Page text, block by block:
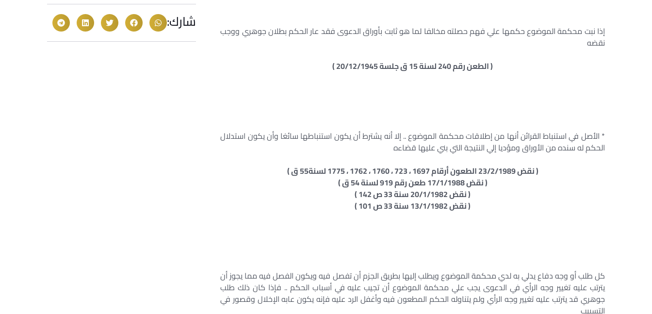
إذا نبت محكمة الموضوع حكمها علي فهم حصلته مخالفا لما هو ثابت بأوراق الدعوى فقد عار الحكم بطلان جوهري ووجب
نقضه
( الطعن رقم 240 لسنة 15 ق جلسة 20/12/1945 )
* الأصل في استنباط القرائن أنها من إطلاقات محكمة الموضوع .. إلا أنه يشترط أن يكون استنباطها سائغا وأن يكون استدلال
الحكم له سنده من الأوراق ومؤديا إلي النتيجة التي بني عليها قضاءه
( نقض 23/2/1989 الطعون أرقام 1697 ، 723 ، 1760 ، 1762 ، 1775 لسنة55 ق )
( نقض 17/1/1988 طعن رقم 919 لسنة 54 ق )
( نقض 20/1/1982 سنة 33 ص 142 )
( نقض 13/1/1982 سنة 33 ص 101 )
كل طلب أو وجه دفاع يدلي به لدي محكمة الموضوع ويطلب إليها بطريق الجزم أن تفصل فيه ويكون الفصل فيه مما يجوز أن
يترتب عليه تغيير وجه الرأي في الدعوى يجب علي محكمة الموضوع أن تجيب عليه في أسباب الحكم .. فإذا كان ذلك طلب
جوهري قد يترتب عليه تغيير وجه الرأي ولم يتناوله الحكم المطعون فيه وأغفل الرد عليه فإنه يكون عابه الإخلال وقصور في
التسبيب
شارك: